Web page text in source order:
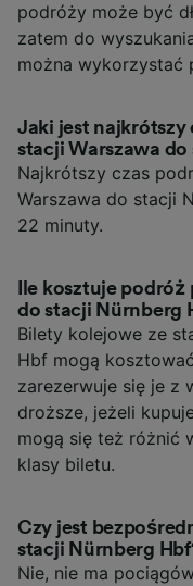
podróży może być
zatem do
można wykorzystać
Jaki jest najkrótszy
stacji Warszawa
Najkrótszy czas
Warszawa do stacji
22 minuty.
Ile kosztuje
do stacji Nürnberg
Bilety kolejowe ze
Hbf mogą
zarezerwuje się je z
droższe, jeżeli
mogą się też różnić
klasy biletu.
Czy jest
stacji Nürnberg
Nie, nie ma